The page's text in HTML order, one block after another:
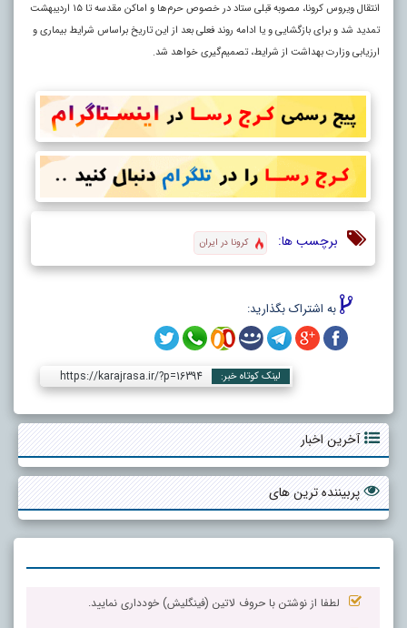
انتقال ویروس کرونا، مصوبه قبلی ستاد در خصوص حرم‌ها و اماکن مقدسه تا ۱۵ اردیبهشت
تمدید شد و برای بازگشایی و یا ادامه روند فعلی بعد از این تاریخ براساس شرایط بیماری و
ارزیابی وزارت بهداشت از شرایط، تصمیم‌گیری خواهد شد.
برچسب ها: کرونا در ایران
به اشتراک بگذارید:
لینک کوتاه خبر: https://karajrasa.ir/?p=16394
آخرین اخبار
پربیننده ترین های
لطفا از نوشتن با حروف لاتین (فینگلیش) خودداری نمایید.